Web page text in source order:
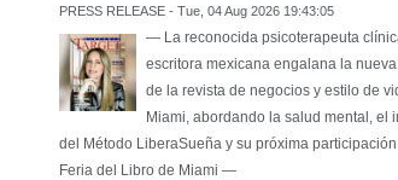
PRESS RELEASE - Tue, 04 Aug 2026 19:43:05
— La reconocida psicoterapeuta
escritora mexicana engalana la
de la revista de negocios y estilo de
Miami, abordando la salud mental, el
del Método LiberaSueña y su próxima
Feria del Libro de Miami —